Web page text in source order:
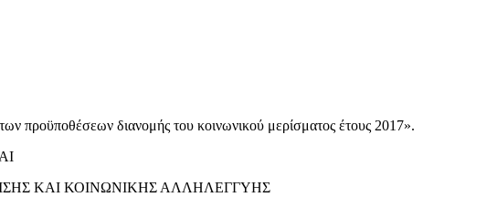
προϋποθέσεων διανομής του κοινωνικού μερίσματος έτους 2017».
ΚΑΙ ΚΟΙΝΩΝΙΚΗΣ ΑΛΛΗΛΕΓΓΥΗΣ